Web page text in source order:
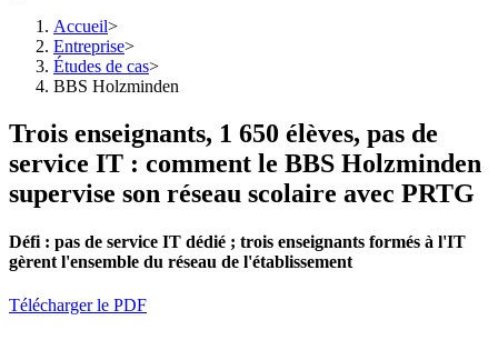
Accueil>
Entreprise>
Études de cas>
BBS Holzminden
Trois enseignants, 1 650 élèves, pas de
service IT : comment le BBS Holzminden
supervise son réseau scolaire avec PRTG
Défi : pas de service IT dédié ; trois enseignants formés à l'IT
gèrent l'ensemble du réseau de l'établissement
Télécharger le PDF